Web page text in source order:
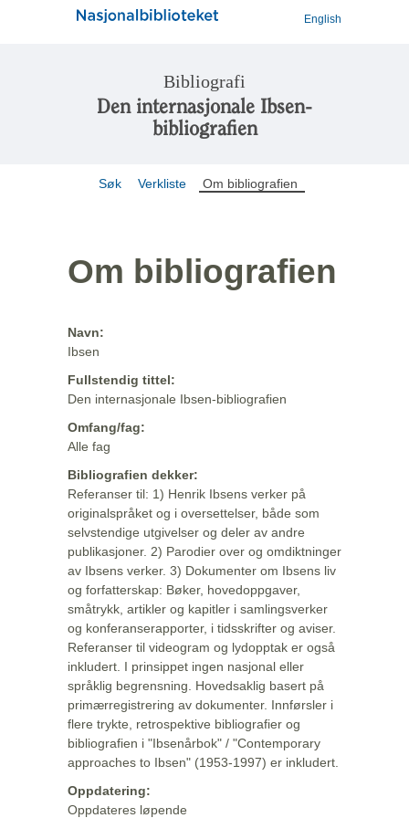
English
Bibliografi
Den internasjonale Ibsen-
bibliografien
Søk Verkliste Om bibliografien
Om bibliografien
Navn:
Ibsen
Fullstendig tittel:
Den internasjonale Ibsen-bibliografien
Omfang/fag:
Alle fag
Bibliografien dekker:
Referanser til: 1) Henrik Ibsens verker på
originalspråket og i oversettelser, både som
selvstendige utgivelser og deler av andre
publikasjoner. 2) Parodier over og omdiktninger
av Ibsens verker. 3) Dokumenter om Ibsens liv
og forfatterskap: Bøker, hovedoppgaver,
småtrykk, artikler og kapitler i samlingsverker
og konferanserapporter, i tidsskrifter og aviser.
Referanser til videogram og lydopptak er også
inkludert. I prinsippet ingen nasjonal eller
språklig begrensning. Hovedsaklig basert på
primærregistrering av dokumenter. Innførsler i
flere trykte, retrospektive bibliografier og
bibliografien i "Ibsenårbok" / "Contemporary
approaches to Ibsen" (1953-1997) er inkludert.
Oppdatering:
Oppdateres løpende